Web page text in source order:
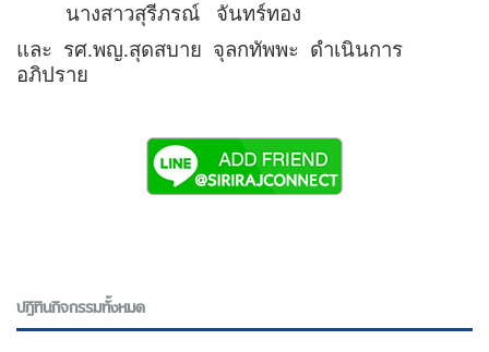
นางสาวสุรีภรณ์
จันทร์ทอง
และ รศ.พญ.สุดสบาย จุลกทัพพะ ดำเนินการ
อภิปราย
ปฎิทินกิจกรรมทั้งหมด